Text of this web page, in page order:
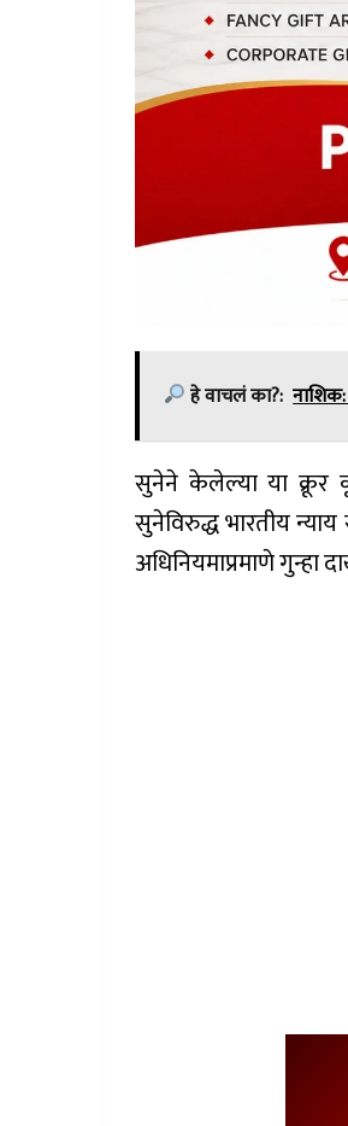
हे वाचलं का?:
सुनेने केलेल्या या क्रूर
सुनेविरुद्ध भारतीय
अधिनियमाप्रमाणे